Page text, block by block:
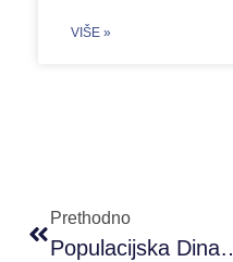
VIŠE »
Prethodno
Populacijska Dinamika, Ljudski